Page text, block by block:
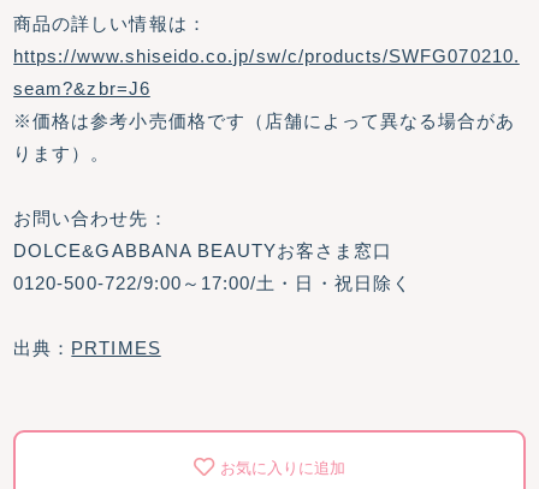
商品の詳しい情報は：
https://www.shiseido.co.jp/sw/c/products/SWFG070210.
seam?&zbr=J6
※価格は参考小売価格です（店舗によって異なる場合があ
ります）。
お問い合わせ先：
DOLCE&GABBANA BEAUTYお客さま窓口
0120-500-722/9:00～17:00/土・日・祝日除く
出典： PRTIMES
お気に入りに追加